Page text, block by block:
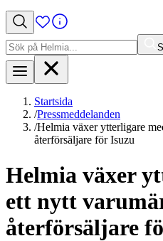
Sök
efter:
Startsida
/Pressmeddelanden
/Helmia växer ytterligare
återförsäljare för Isuzu
Helmia växer
ett nytt
återförsäljare